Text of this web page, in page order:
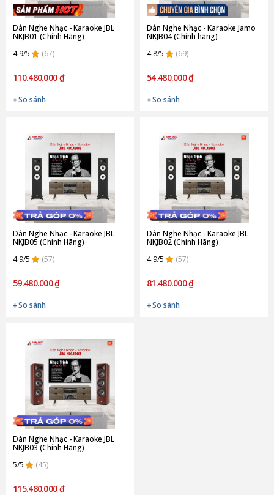
Dàn Nghe Nhạc - Karaoke JBL
NKJB01 (Chính Hãng)
4.9/5
(67)
110.480.000 ₫
So sánh
Dàn Nghe Nhạc - Karaoke Jamo
NKJB04 (Chính hãng)
4.8/5
(69)
54.480.000 ₫
So sánh
Dàn Nghe Nhạc - Karaoke JBL
NKJB05 (Chính Hãng)
4.9/5
(57)
59.480.000 ₫
So sánh
Dàn Nghe Nhạc - Karaoke JBL
NKJB02 (Chính Hãng)
4.9/5
(57)
81.480.000 ₫
So sánh
Dàn Nghe Nhạc - Karaoke JBL
NKJB03 (Chính Hãng)
5/5
(45)
115.480.000 ₫